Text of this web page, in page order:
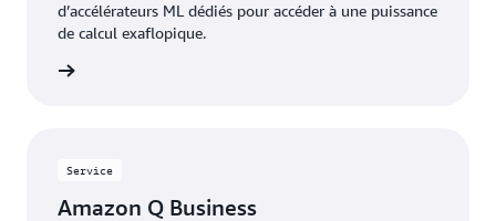
d’accélérateurs ML dédiés pour accéder à une puissance
de calcul exaflopique.
Service
Amazon Q Business